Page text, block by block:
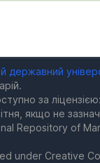
державний
за
якщо не
Repository of
under Creative